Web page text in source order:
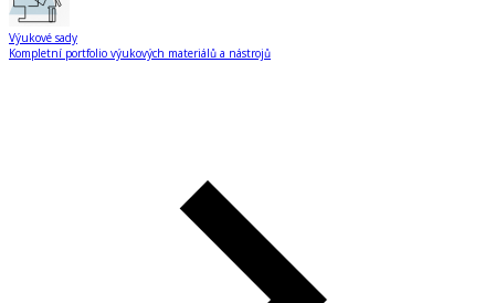
Výukové sady
Kompletní portfolio výukových materiálů a nástrojů